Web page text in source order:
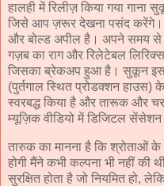
हालही में रिलीज़ किया गया गाना
जिसे आप ज़रूर देखना पसंद करेंगे।
और बोल्ड अपील है। अपने समय से
गज़ब का राग और रिलेटेबल
जिसका ब्रेकअप हुआ है। सुकून इस
(पुर्तगाल स्थित प्रोडक्शन हाउस)
स्वरबद्ध किया है और तारूक और
म्यूज़िक वीडियो में डिजिटल
तारुक का मानना है कि श्रोताओं
होगी मैंने कभी कल्पना भी नहीं की
सुरक्षित होता है जो नियमित